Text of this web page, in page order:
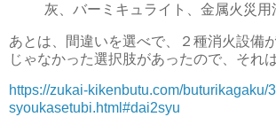
灰、バーミキュライト、金属火災用
あとは、間違いを選べで、２種消火設備
じゃなかった選択肢があったので、それ
https://zukai-kikenbutu.com/buturikagaku/
syoukasetubi.html#dai2syu